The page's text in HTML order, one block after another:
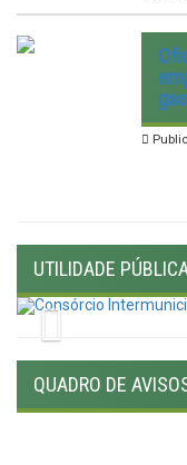
UTILIDADE
Previous
QUADRO DE